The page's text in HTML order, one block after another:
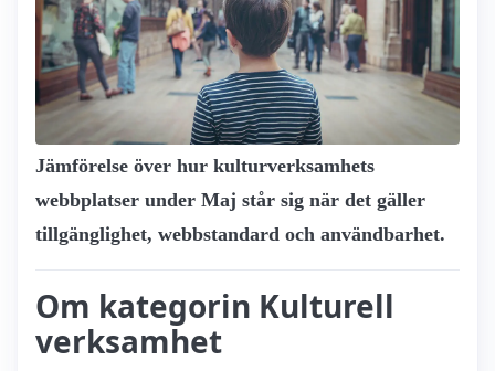
Jämförelse över hur kultur­verksamhets
webbplatser under Maj står sig när det gäller
tillgänglighet, webbstandard och användbarhet.
Om kategorin Kulturell
verksamhet